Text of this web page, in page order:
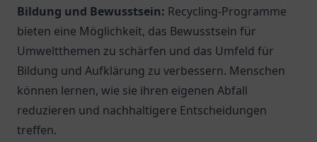
Bildung und Bewusstsein: Recycling-Programme
bieten eine Möglichkeit, das Bewusstsein für
Umweltthemen zu schärfen und das Umfeld für
Bildung und Aufklärung zu verbessern. Menschen
können lernen, wie sie ihren eigenen Abfall
reduzieren und nachhaltigere Entscheidungen
treffen.